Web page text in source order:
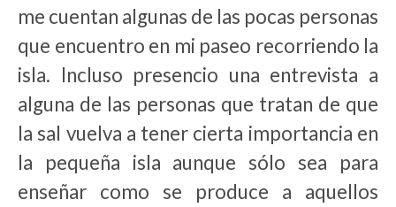
me cuentan algunas de las pocas personas
que encuentro en mi paseo recorriendo la
isla. Incluso presencio una entrevista a
alguna de las personas que tratan de que
la sal vuelva a tener cierta importancia en
la pequeña isla aunque sólo sea para
enseñar como se produce a aquellos